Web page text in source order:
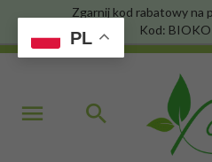
Zgarnij kod rabatowy na
Kod:
PL